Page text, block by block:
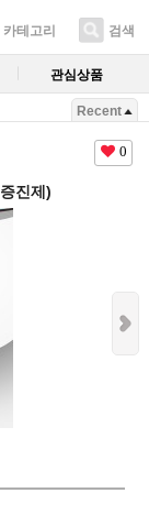
카테고리 검색
관심상품
Recent
0
진제)